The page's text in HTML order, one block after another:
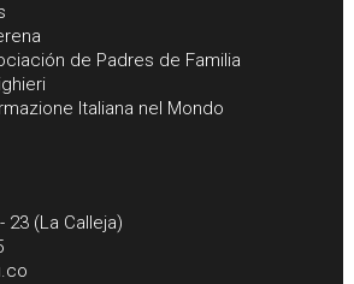
de Padres de Familia
Italiana nel Mondo
23 (La Calleja)